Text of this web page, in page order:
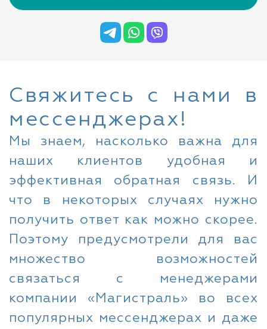
Свяжитесь с нами в
мессенджерах!
Мы знаем, насколько важна для
наших клиентов удобная и
эффективная обратная связь. И
что в некоторых случаях нужно
получить ответ как можно скорее.
Поэтому предусмотрели для вас
множество возможностей
связаться с менеджерами
компании «Магистраль» во всех
популярных мессенджерах и даже